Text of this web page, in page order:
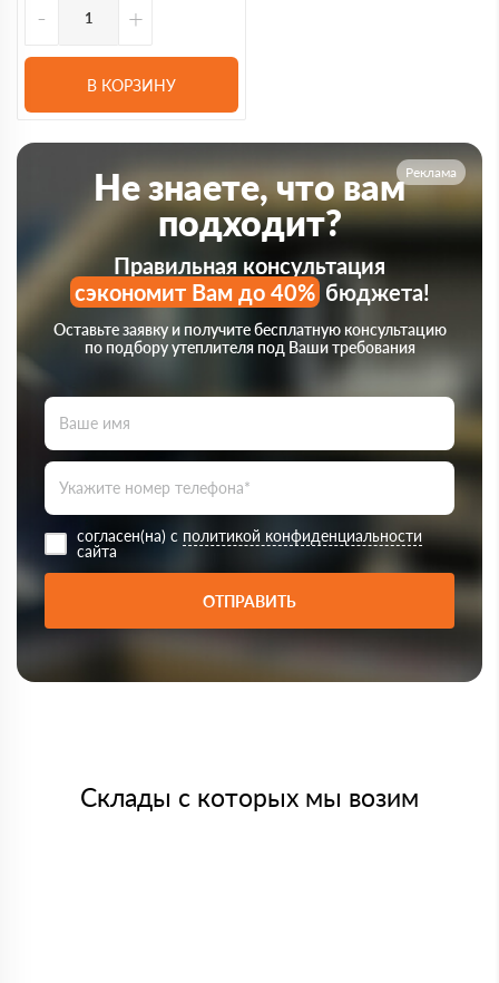
- +
В КОРЗИНУ
Реклама
Не знаете, что вам
подходит?
Правильная консультация
сэкономит Вам до 40%бюджета!
Оставьте заявку и получите бесплатную консультацию
по подбору утеплителя под Ваши требования
согласен(на) с политикой конфиденциальности
сайта
ОТПРАВИТЬ
Склады с которых мы возим